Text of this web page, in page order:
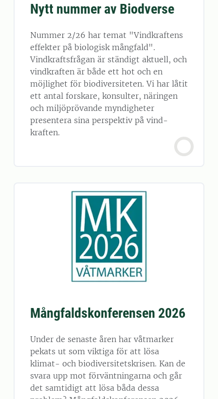
Nytt nummer av Biodverse
Nummer 2/26 har temat "Vindkraftens
effekter på biologisk mångfald".
Vindkraftsfrågan är ständigt aktuell, och
vind­kraften är både ett hot och en
möjlighet för biodiversiteten. Vi har låtit
ett antal forskare, konsulter, näringen
och miljöprövande myn­digheter
presentera sina perspektiv på vind­
kraften.
Mångfaldskonferensen 2026
Under de senaste åren har våtmarker
pekats ut som viktiga för att lösa
klimat- och biodiversitetskrisen. Kan de
svara upp mot förväntningarna och går
det samtidigt att lösa båda dessa